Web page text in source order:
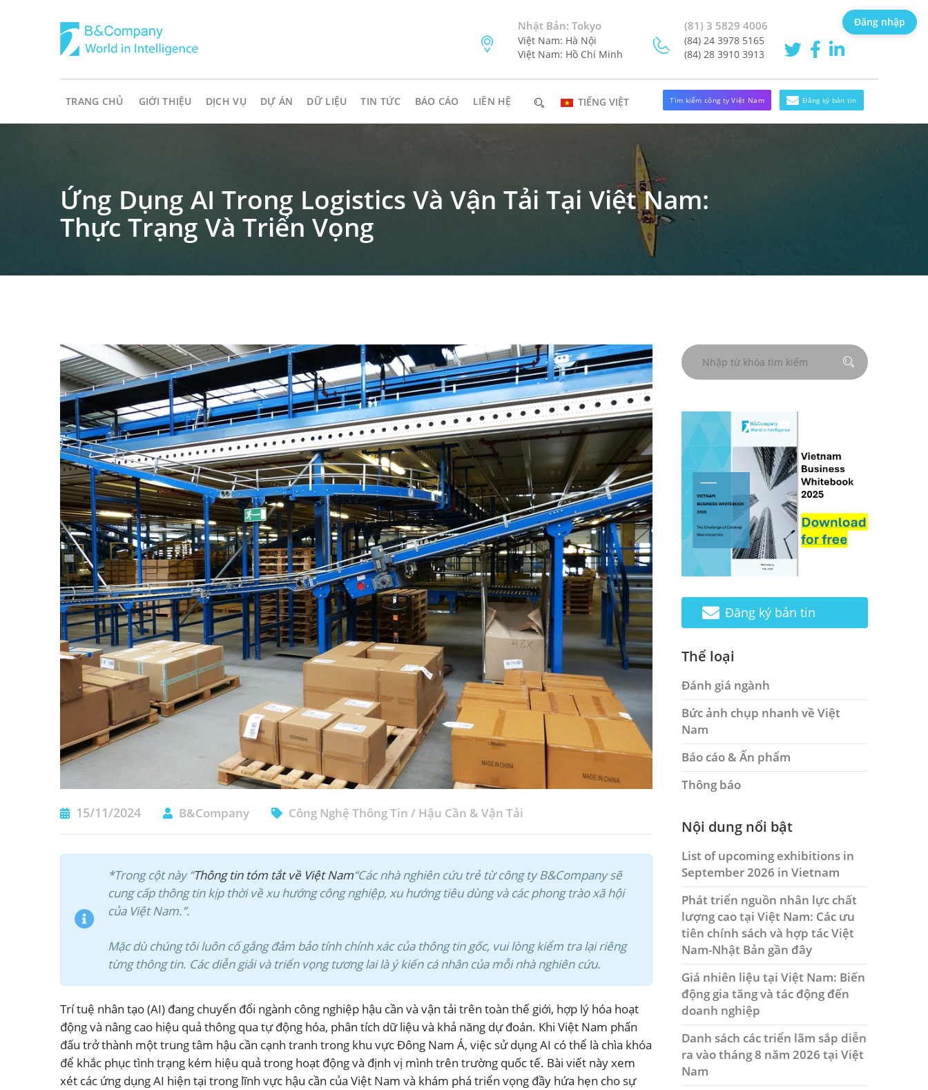
Nhật Bản: Tokyo
Việt Nam: Hà Nội
Việt Nam: Hồ Chí Minh
(81) 3 5829 4006
(84) 24 3978 5165
(84) 28 3910 3913
TRANG CHỦ GIỚI THIỆU DỊCH VỤ DỰ ÁN DỮ LIỆU TIN TỨC BÁO CÁO LIÊN HỆ TIẾNG VIỆT Tìm kiếm công ty Việt Nam Đăng ký bản tin
Ứng Dụng AI Trong Logistics Và Vận Tải Tại Việt Nam:
Thực Trạng Và Triển Vọng
15/11/2024 B&Company Công Nghệ Thông Tin / Hậu Cần & Vận Tải
*Trong cột này “Thông tin tóm tắt về Việt Nam“Các nhà nghiên cứu trẻ từ công ty B&Company sẽ
cung cấp thông tin kịp thời về xu hướng công nghiệp, xu hướng tiêu dùng và các phong trào xã hội
của Việt Nam.”.
Mặc dù chúng tôi luôn cố gắng đảm bảo tính chính xác của thông tin gốc, vui lòng kiểm tra lại riêng
từng thông tin. Các diễn giải và triển vọng tương lai là ý kiến cá nhân của mỗi nhà nghiên cứu.
Trí tuệ nhân tạo (AI) đang chuyển đổi ngành công nghiệp hậu cần và vận tải trên toàn thế giới, hợp lý hóa hoạt
động và nâng cao hiệu quả thông qua tự động hóa, phân tích dữ liệu và khả năng dự đoán. Khi Việt Nam phấn
đấu trở thành một trung tâm hậu cần cạnh tranh trong khu vực Đông Nam Á, việc sử dụng AI có thể là chìa khóa
để khắc phục tình trạng kém hiệu quả trong hoạt động và định vị mình trên trường quốc tế. Bài viết này xem
xét các ứng dụng AI hiện tại trong lĩnh vực hậu cần của Việt Nam và khám phá triển vọng đầy hứa hẹn cho sự
Đăng ký bản tin
Thể loại
Đánh giá ngành
Bức ảnh chụp nhanh về Việt
Nam
Báo cáo & Ấn phẩm
Thông báo
Nội dung nổi bật
List of upcoming exhibitions in
September 2026 in Vietnam
Phát triển nguồn nhân lực chất
lượng cao tại Việt Nam: Các ưu
tiên chính sách và hợp tác Việt
Nam-Nhật Bản gần đây
Giá nhiên liệu tại Việt Nam: Biến
động gia tăng và tác động đến
doanh nghiệp
Danh sách các triển lãm sắp diễn
ra vào tháng 8 năm 2026 tại Việt
Nam
Đăng nhập
ĐĂNG KÝ NHẬN BẢN TIN